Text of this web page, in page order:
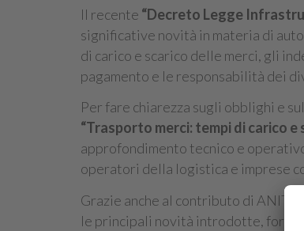
Il recente “Decreto Legge
significative novità in materia di
di carico e scarico delle merci, gli
pagamento e le responsabilità dei
Per fare chiarezza sugli obblighi e
“Trasporto merci: tempi di carico
approfondimento tecnico e
operatori della logistica e imprese
Grazie anche al contributo di
le principali novità introdotte,